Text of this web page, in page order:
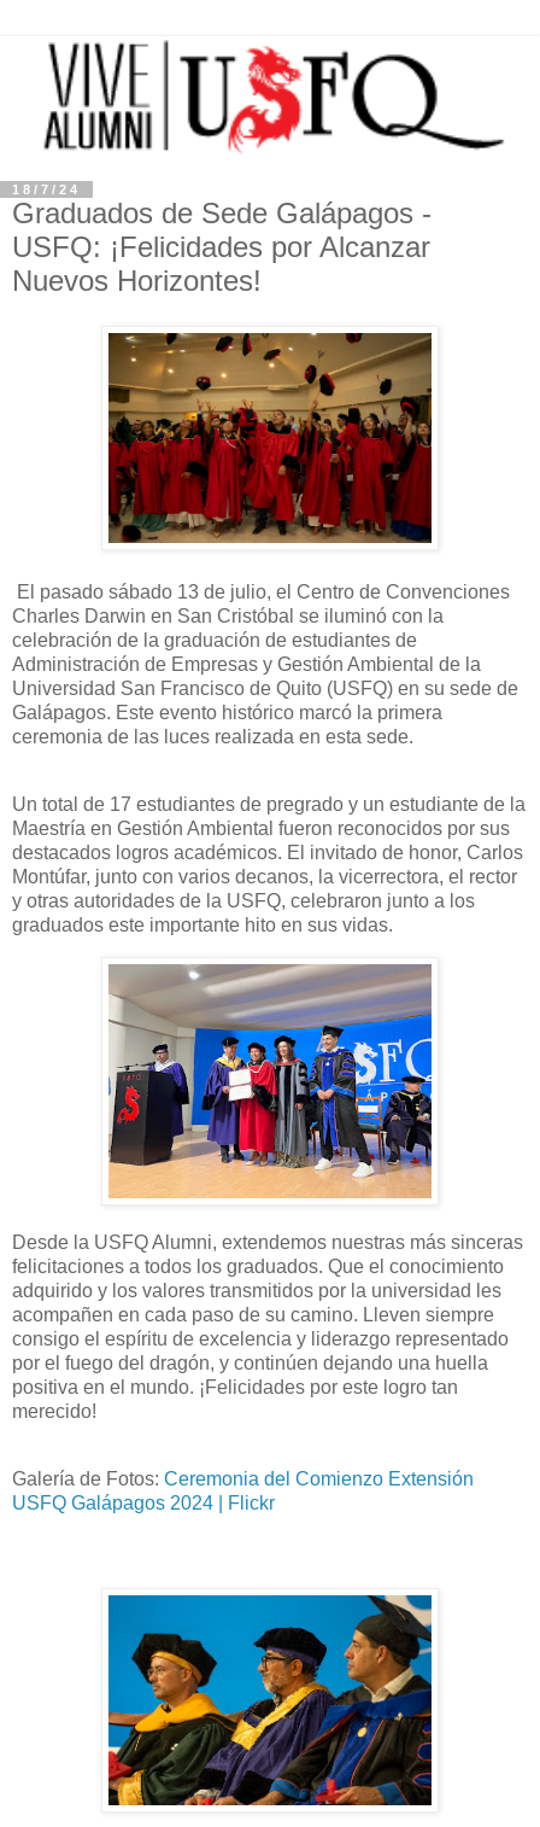
18/7/24
Graduados de Sede Galápagos -
USFQ: ¡Felicidades por Alcanzar
Nuevos Horizontes!
El pasado sábado 13 de julio, el Centro de Convenciones
Charles Darwin en San Cristóbal se iluminó con la
celebración de la graduación de estudiantes de
Administración de Empresas y Gestión Ambiental de la
Universidad San Francisco de Quito (USFQ) en su sede de
Galápagos. Este evento histórico marcó la primera
ceremonia de las luces realizada en esta sede.
Un total de 17 estudiantes de pregrado y un estudiante de la
Maestría en Gestión Ambiental fueron reconocidos por sus
destacados logros académicos. El invitado de honor, Carlos
Montúfar, junto con varios decanos, la vicerrectora, el rector
y otras autoridades de la USFQ, celebraron junto a los
graduados este importante hito en sus vidas.
Desde la USFQ Alumni, extendemos nuestras más sinceras
felicitaciones a todos los graduados. Que el conocimiento
adquirido y los valores transmitidos por la universidad les
acompañen en cada paso de su camino. Lleven siempre
consigo el espíritu de excelencia y liderazgo representado
por el fuego del dragón, y continúen dejando una huella
positiva en el mundo. ¡Felicidades por este logro tan
merecido!
Galería de Fotos: Ceremonia del Comienzo Extensión
USFQ Galápagos 2024 | Flickr